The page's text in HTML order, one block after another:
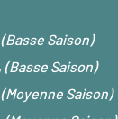
(Basse Saison)
(Basse Saison)
(Moyenne Saison)